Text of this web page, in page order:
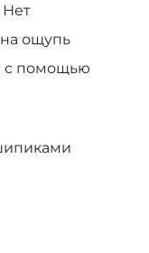
Нет
ощупь
с помощью